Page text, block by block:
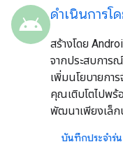
android ดำเนินการ
สร้างโดย
จากประสบการ
เพิ่มนโยบายกา
คุณเติบโตไปพร้
พัฒนาเพียงเล็
บันทึกประจำรุ่น